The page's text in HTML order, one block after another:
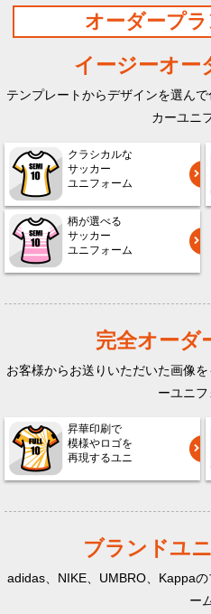
オーダープ
イージーオー
テンプレートからデザインを選ん
カーユニ
クラシカルな
サッカー
ユニフォーム
柄が選べる
サッカー
ユニフォーム
完全オーダ
お客様からお送りいただいた画像
ーユニ
昇華印刷で
模様やロゴを
再現するユニ
ブランドユ
adidas、NIKE、UMBRO、Kappa
ー